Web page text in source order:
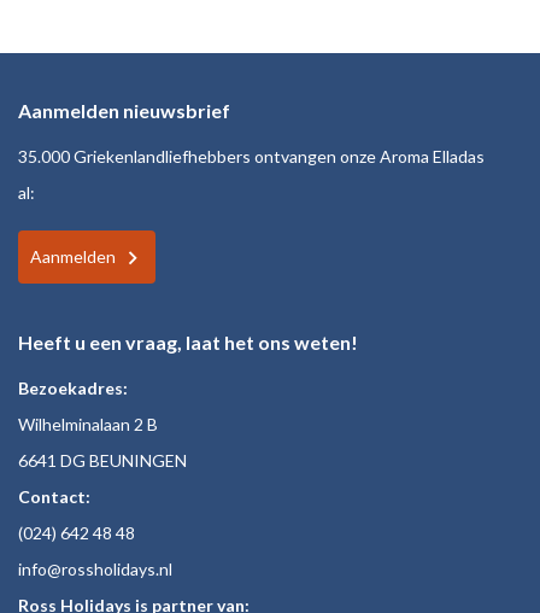
Aanmelden nieuwsbrief
35.000 Griekenlandliefhebbers ontvangen onze Aroma Elladas
al:
Aanmelden
Heeft u een vraag, laat het ons weten!
Bezoekadres:
Wilhelminalaan 2 B
6641 DG BEUNINGEN
Contact:
(024) 642 48 48
info@rossholidays.nl
Ross Holidays is partner van: